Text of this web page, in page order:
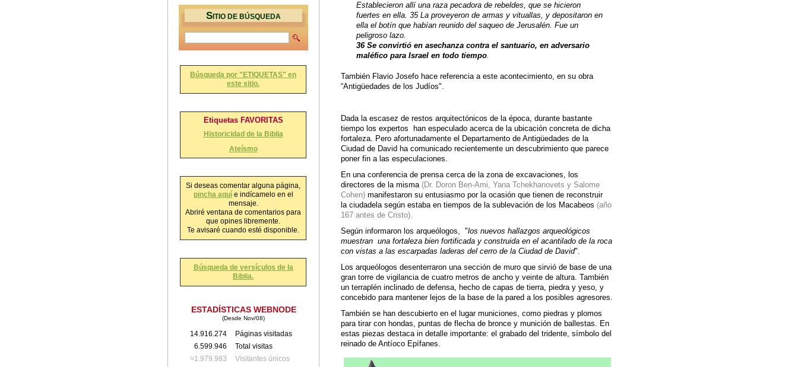
Establecieron allí una raza pecadora de rebeldes, que se hicieron
fuertes en ella. 35 La proveyeron de armas y vituallas, y depositaron en
ella el botín que habían reunido del saqueo de Jerusalén. Fue un
peligroso lazo.
36 Se convirtió en asechanza contra el santuario, en adversario
maléfico para Israel en todo tiempo.
También Flavio Josefo hace referencia a este acontecimiento, en su obra
“Antigüedades de los Judíos".
Dada la escasez de restos arquitectónicos de la época, durante bastante
tiempo los expertos han especulado acerca de la ubicación concreta de dicha
fortaleza. Pero afortunadamente el Departamento de Antigüedades de la
Ciudad de David ha comunicado recientemente un descubrimiento que parece
poner fin a las especulaciones.
En una conferencia de prensa cerca de la zona de excavaciones, los
directores de la misma (Dr. Doron Ben-Ami, Yana Tchekhanovets y Salome
Cohen) manifestaron su entusiasmo por la ocasión que tienen de reconstruir
la ciudadela según estaba en tiempos de la sublevación de los Macabeos (año
167 antes de Cristo).
Según informaron los arqueólogos, "los nuevos hallazgos arqueológicos
muestran una fortaleza bien fortificada y construida en el acantilado de la roca
con vistas a las escarpadas laderas del cerro de la Ciudad de David".
Los arqueólogos desenterraron una sección de muro que sirvió de base de una
gran torre de vigilancia de cuatro metros de ancho y veinte de altura. También
un terraplén inclinado de defensa, hecho de capas de tierra, piedra y yeso, y
concebido para mantener lejos de la base de la pared a los posibles agresores.
También se han descubierto en el lugar municiones, como piedras y plomos
para tirar con hondas, puntas de flecha de bronce y munición de ballestas. En
estas piezas destaca in detalle importante: el grabado del tridente, símbolo del
reinado de Antíoco Epífanes.
S ITIO DE BÚSQUEDA
Búsqueda por "ETIQUETAS" en
este sitio.
Etiquetas FAVORITAS
Historicidad de la Biblia
Ateísmo
Si deseas comentar alguna página,
pincha aquíe indícamelo en el
mensaje.
Abriré ventana de comentarios para
que opines libremente.
Te avisaré cuando esté disponible.
Búsqueda de versículos de la
Biblia.
ESTADÍSTICAS WEBNODE
(Desde Nov/08)
14.916.274
Páginas visitadas
6.599.946
Total visitas
≈1.979.983
Visitantes únicos